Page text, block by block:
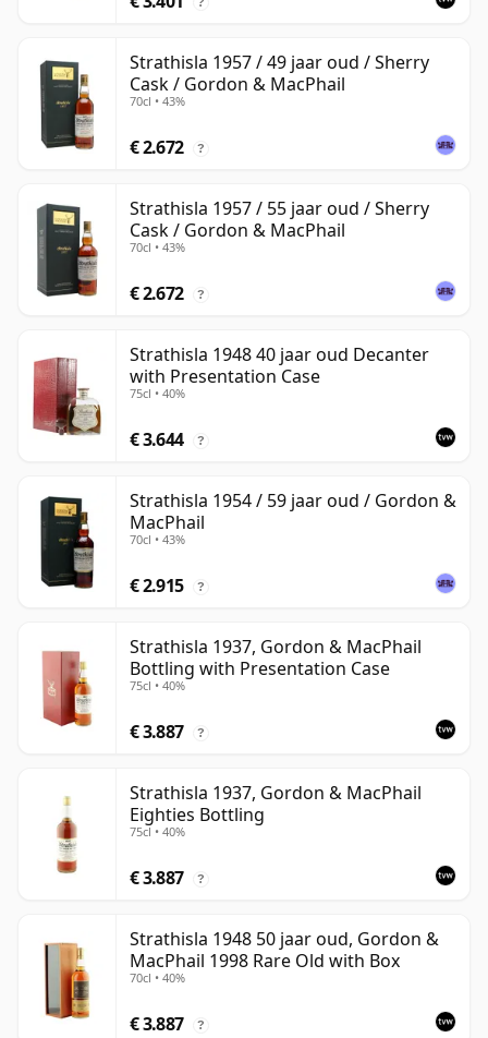
Strathisla 1957 / 49 jaar oud / Sherry
Cask / Gordon & MacPhail
70cl • 43%
€ 2.672 ?
Strathisla 1957 / 55 jaar oud / Sherry
Cask / Gordon & MacPhail
70cl • 43%
€ 2.672 ?
Strathisla 1948 40 jaar oud Decanter
with Presentation Case
75cl • 40%
€ 3.644 ?
Strathisla 1954 / 59 jaar oud / Gordon &
MacPhail
70cl • 43%
€ 2.915 ?
Strathisla 1937, Gordon & MacPhail
Bottling with Presentation Case
75cl • 40%
€ 3.887 ?
Strathisla 1937, Gordon & MacPhail
Eighties Bottling
75cl • 40%
€ 3.887 ?
Strathisla 1948 50 jaar oud, Gordon &
MacPhail 1998 Rare Old with Box
70cl • 40%
€ 3.887 ?